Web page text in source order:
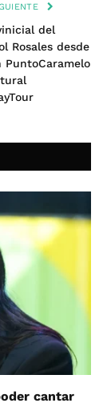
del
Rosales desde
PuntoCaramelo
cantar